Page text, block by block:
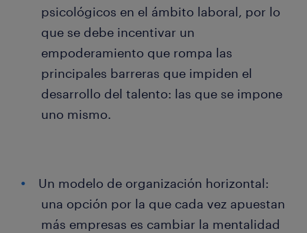
psicológicos en el ámbito laboral, por lo
que se debe incentivar un
empoderamiento que rompa las
principales barreras que impiden el
desarrollo del talento: las que se impone
uno mismo.
Un modelo de organización horizontal:
una opción por la que cada vez apuestan
más empresas es cambiar la mentalidad